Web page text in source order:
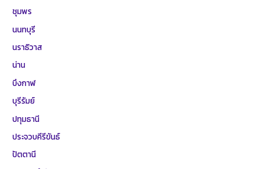
ชุมพร
นนทบุรี
นราธิวาส
น่าน
บึงกาฬ
บุรีรัมย์
ปทุมธานี
ประจวบคีรีขันธ์
ปัตตานี